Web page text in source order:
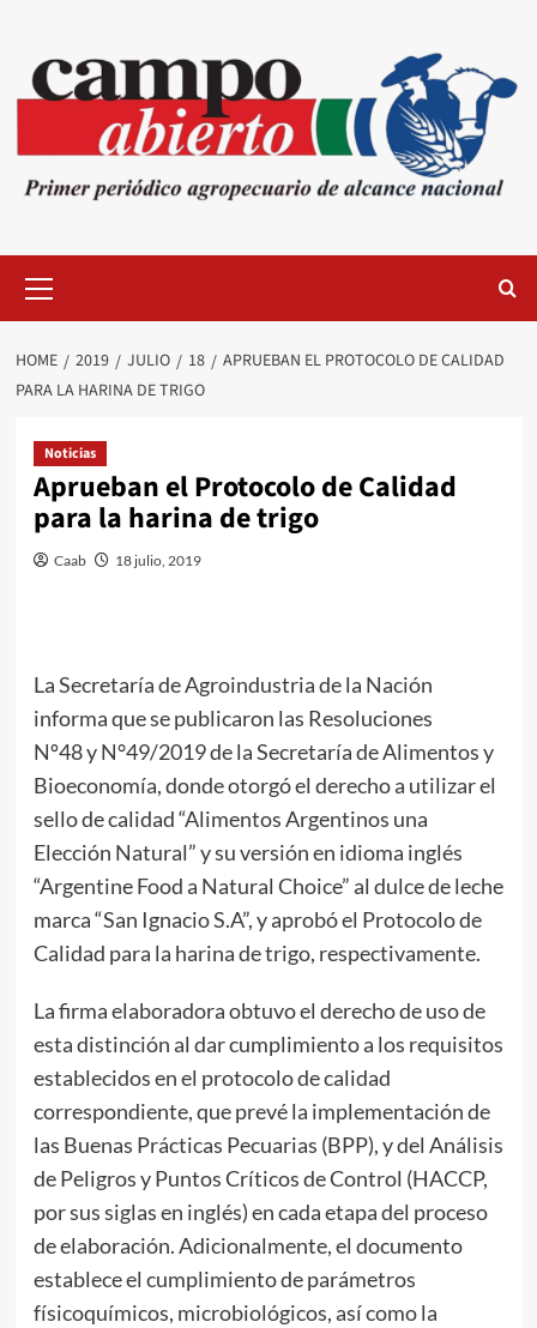
content
Menu
HOME 2019 JULIO 18
APRUEBAN EL PROTOCOLO DE CALIDAD
PARA LA HARINA DE TRIGO
Noticias
Aprueban el Protocolo de Calidad
para la harina de trigo
Caab 18 julio, 2019
La Secretaría de Agroindustria de la Nación
informa que se publicaron las Resoluciones
Nº48 y N°49/2019 de la Secretaría de Alimentos y
Bioeconomía, donde otorgó el derecho a utilizar el
sello de calidad “Alimentos Argentinos una
Elección Natural” y su versión en idioma inglés
“Argentine Food a Natural Choice” al dulce de leche
marca “San Ignacio S.A”, y aprobó el Protocolo de
Calidad para la harina de trigo, respectivamente.
La firma elaboradora obtuvo el derecho de uso de
esta distinción al dar cumplimiento a los requisitos
establecidos en el protocolo de calidad
correspondiente, que prevé la implementación de
las Buenas Prácticas Pecuarias (BPP), y del Análisis
de Peligros y Puntos Críticos de Control (HACCP,
por sus siglas en inglés) en cada etapa del proceso
de elaboración. Adicionalmente, el documento
establece el cumplimiento de parámetros
físicoquímicos, microbiológicos, así como la